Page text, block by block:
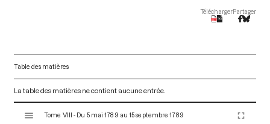
TéléchargerPartager
Table des matières
La table des matières ne contient aucune entrée.
Tome VIII - Du 5 mai 1789 au 15 septembre 1789